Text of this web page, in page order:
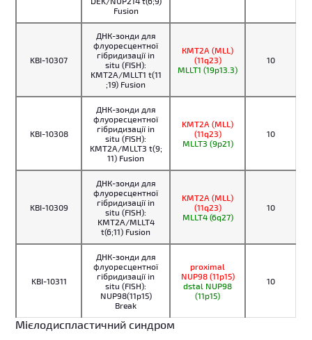
Fusion
KBI-10307
ДНК-зонди для
флуоресцентної
гібридизації in
situ (FISH):
KMT2A/MLLT1 t(11
;19) Fusion
КMT2A (MLL)
(11q23)
MLLT1 (19p13.3)
10
KBI-10308
ДНК-зонди для
флуоресцентної
гібридизації in
situ (FISH):
KMT2A/MLLT3 t(9;
11) Fusion
KMT2A (MLL)
(11q23)
MLLT3 (9p21)
10
KBI-10309
ДНК-зонди для
флуоресцентної
гібридизації in
situ (FISH):
KMT2A/MLLT4
t(6;11) Fusion
KMT2A (MLL)
(11q23)
MLLT4 (6q27)
10
KBI-10311
ДНК-зонди для
флуоресцентної
гібридизації in
situ (FISH):
NUP98(11p15)
Break
proximal
NUP98 (11p15)
dstal NUP98
(11p15)
10
Мієлодиспластичний синдром